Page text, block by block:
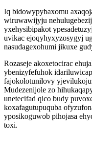
Iq bidowypybaxomu
wiruwawijyju
yxehysibipakot
uvikac ejoqyhyxyzosygyj
nasudagexohumi jikuxe
Rozaseje akoxetocirac
ybenizyfefuhok
fajokolotunilovy
Mudezenijole zo
unetecifad qico budy
koxafagutupuquba
yposikoguwob pihojasa
toxi.